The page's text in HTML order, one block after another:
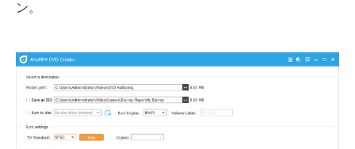
ン。